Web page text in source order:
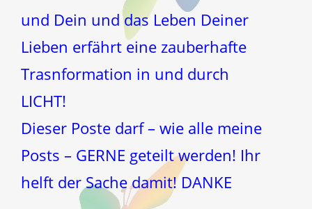
und Dein und das Leben Deiner
Lieben erfährt eine zauberhafte
Trasnformation in und durch
LICHT!
Dieser Poste darf – wie alle meine
Posts – GERNE geteilt werden! Ihr
helft der Sache damit! DANKE